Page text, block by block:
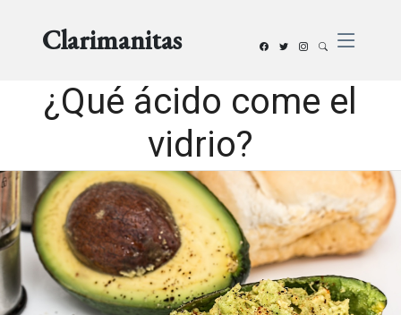
Clarimanitas
¿Qué ácido come el
vidrio?